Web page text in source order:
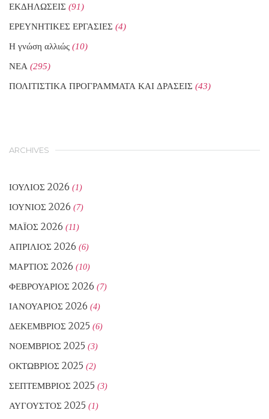
ΕΚΔΗΛΩΣΕΙΣ (91)
ΕΡΕΥΝΗΤΙΚΕΣ ΕΡΓΑΣΙΕΣ (4)
Η γνώση αλλιώς (10)
ΝΕΑ (295)
ΠΟΛΙΤΙΣΤΙΚΑ ΠΡΟΓΡΑΜΜΑΤΑ ΚΑΙ ΔΡΑΣΕΙΣ (43)
ARCHIVES
ΙΟΎΛΙΟΣ 2026 (1)
ΙΟΎΝΙΟΣ 2026 (7)
ΜΆΙΟΣ 2026 (11)
ΑΠΡΊΛΙΟΣ 2026 (6)
ΜΆΡΤΙΟΣ 2026 (10)
ΦΕΒΡΟΥΆΡΙΟΣ 2026 (7)
ΙΑΝΟΥΆΡΙΟΣ 2026 (4)
ΔΕΚΈΜΒΡΙΟΣ 2025 (6)
ΝΟΈΜΒΡΙΟΣ 2025 (3)
ΟΚΤΏΒΡΙΟΣ 2025 (2)
ΣΕΠΤΈΜΒΡΙΟΣ 2025 (3)
ΑΎΓΟΥΣΤΟΣ 2025 (1)